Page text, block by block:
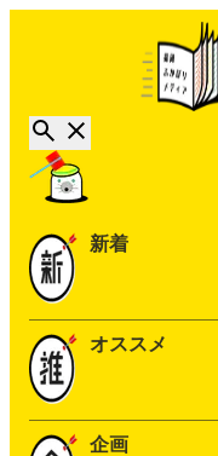
新着
オススメ
企画